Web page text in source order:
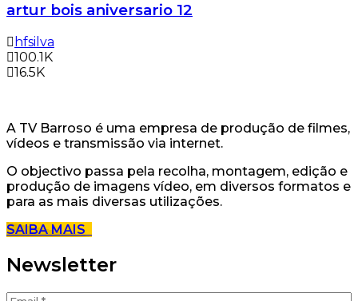
artur bois aniversario 12
hfsilva
100.1K
16.5K
A TV Barroso é uma empresa de produção de filmes,
vídeos e transmissão via internet.
O objectivo passa pela recolha, montagem, edição e
produção de imagens vídeo, em diversos formatos e
para as mais diversas utilizações.
SAIBA MAIS
Newsletter